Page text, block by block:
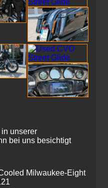
unserer
bei uns besichtigt
Milwaukee-Eight